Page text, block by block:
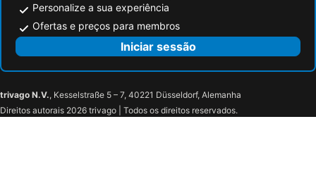
Personalize a sua experiência
Ofertas e preços para membros
Iniciar sessão
trivago N.V., Kesselstraße 5 – 7, 40221 Düsseldorf, Alemanha
Direitos autorais 2026 trivago | Todos os direitos reservados.